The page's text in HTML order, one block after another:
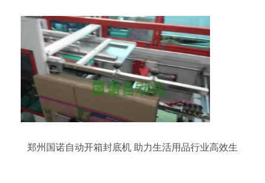
郑州国诺自动开箱封底机 助力生活用品行业高效生